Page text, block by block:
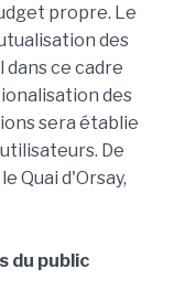
propre. Le
des
dans ce cadre
des
sera établie
De
Quai d'Orsay,
du public